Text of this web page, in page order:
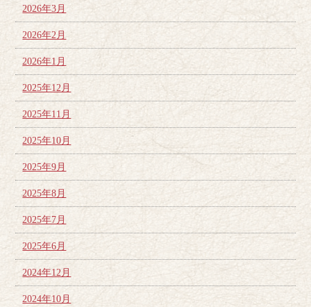
2026年3月
2026年2月
2026年1月
2025年12月
2025年11月
2025年10月
2025年9月
2025年8月
2025年7月
2025年6月
2024年12月
2024年10月